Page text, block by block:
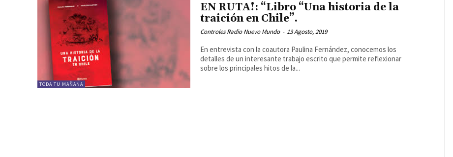
TODA TU MAÑANA
EN RUTA!: “Libro “Una historia de la
traición en Chile”.
Controles Radio Nuevo Mundo - 13 Agosto, 2019
En entrevista con la coautora Paulina Fernández, conocemos los
detalles de un interesante trabajo escrito que permite reflexionar
sobre los principales hitos de la...